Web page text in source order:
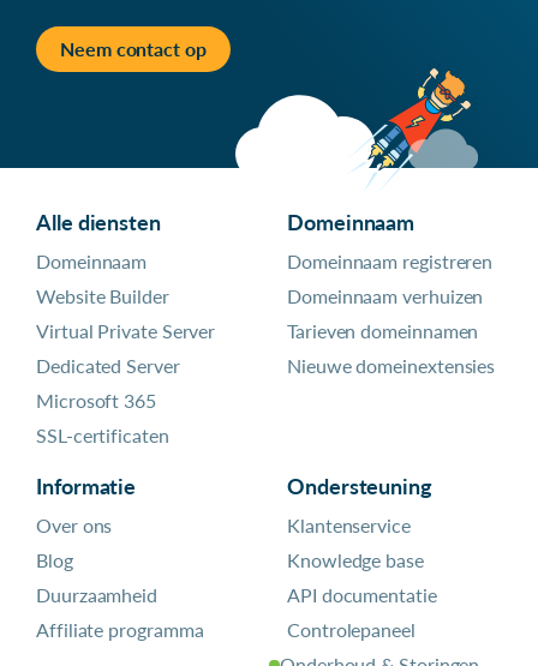
Neem contact op
Alle diensten
Domeinnaam
Website Builder
Virtual Private Server
Dedicated Server
Microsoft 365
SSL-certificaten
Domeinnaam
Domeinnaam registreren
Domeinnaam verhuizen
Tarieven domeinnamen
Nieuwe domeinextensies
Informatie
Over ons
Blog
Duurzaamheid
Affiliate programma
Ondersteuning
Klantenservice
Knowledge base
API documentatie
Controlepaneel